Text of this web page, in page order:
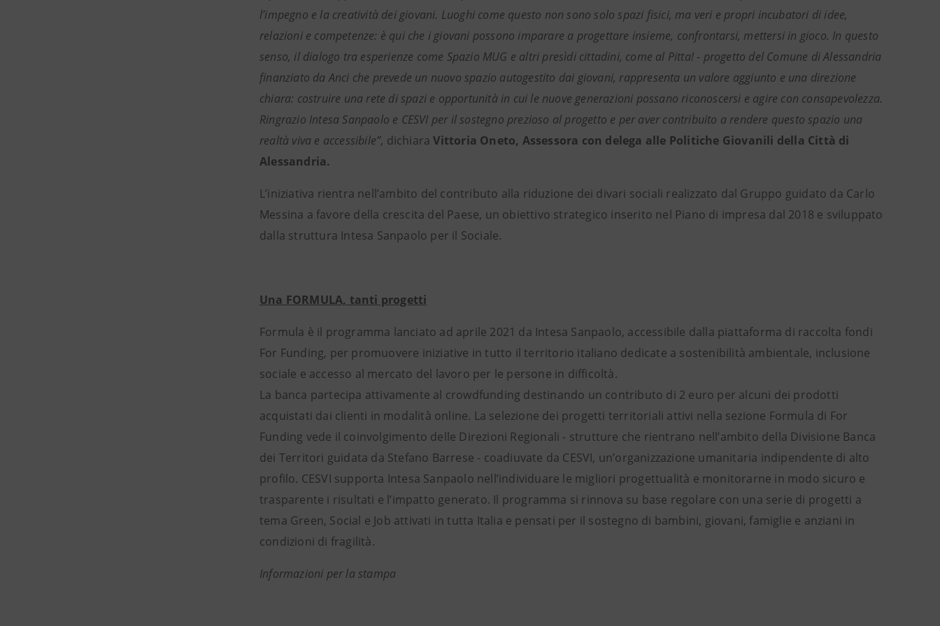
l’impegno e la creatività dei giovani. Luoghi come questo non sono solo spazi fisici, ma veri e propri incubatori di idee,
relazioni e competenze: è qui che i giovani possono imparare a progettare insieme, confrontarsi, mettersi in gioco. In questo
senso, il dialogo tra esperienze come Spazio MUG e altri presìdi cittadini, come al Pitta! - progetto del Comune di Alessandria
finanziato da Anci che prevede un nuovo spazio autogestito dai giovani, rappresenta un valore aggiunto e una direzione
chiara: costruire una rete di spazi e opportunità in cui le nuove generazioni possano riconoscersi e agire con consapevolezza.
Ringrazio Intesa Sanpaolo e CESVI per il sostegno prezioso al progetto e per aver contribuito a rendere questo spazio una
realtà viva e accessibile”, dichiaraVittoria Oneto, Assessora con delega alle Politiche Giovanili della Città di
Alessandria.
L’iniziativa rientra nell’ambito del contributo alla riduzione dei divari sociali realizzato dal Gruppo guidato da Carlo
Messina a favore della crescita del Paese, un obiettivo strategico inserito nel Piano di impresa dal 2018 e sviluppato
dalla struttura Intesa Sanpaolo per il Sociale.
Una FORMULA, tanti progetti
Formula è il programma lanciato ad aprile 2021 da Intesa Sanpaolo, accessibile dalla piattaforma di raccolta fondi
For Funding, per promuovere iniziative in tutto il territorio italiano dedicate a sostenibilità ambientale, inclusione
sociale e accesso al mercato del lavoro per le persone in difficoltà.
La banca partecipa attivamente al crowdfunding destinando un contributo di 2 euro per alcuni dei prodotti
acquistati dai clienti in modalità online. La selezione dei progetti territoriali attivi nella sezione Formula di For
Funding vede il coinvolgimento delle Direzioni Regionali - strutture che rientrano nell’ambito della Divisione Banca
dei Territori guidata da Stefano Barrese - coadiuvate da CESVI, un’organizzazione umanitaria indipendente di alto
profilo. CESVI supporta Intesa Sanpaolo nell’individuare le migliori progettualità e monitorarne in modo sicuro e
trasparente i risultati e l’impatto generato. Il programma si rinnova su base regolare con una serie di progetti a
tema Green, Social e Job attivati in tutta Italia e pensati per il sostegno di bambini, giovani, famiglie e anziani in
condizioni di fragilità.
Informazioni per la stampa